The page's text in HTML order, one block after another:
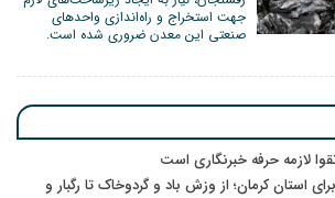
جهت استخراج و راه‌اندازی واحد‌های
صنعتی این معدن ضروری شده است.
لازمه حرفه خبرنگاری است
استان کرمان؛ از وزش باد و گردوخاک تا رگبار و